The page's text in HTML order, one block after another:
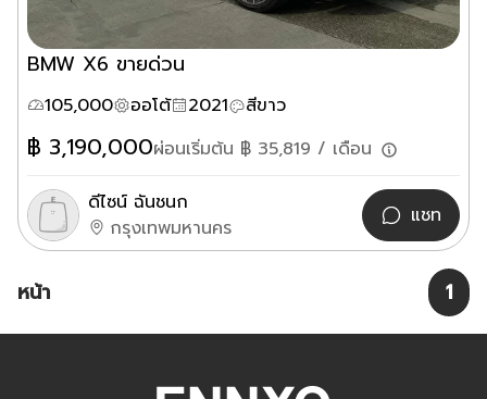
BMW X6 ขายด่วน
105,000 ออโต้ 2021 สีขาว
฿ 3,190,000ผ่อนเริ่มต้น ฿ 35,819 / เดือน
ดีไซน์ ฉันชนก
กรุงเทพมหานคร
แชท
หน้า 1